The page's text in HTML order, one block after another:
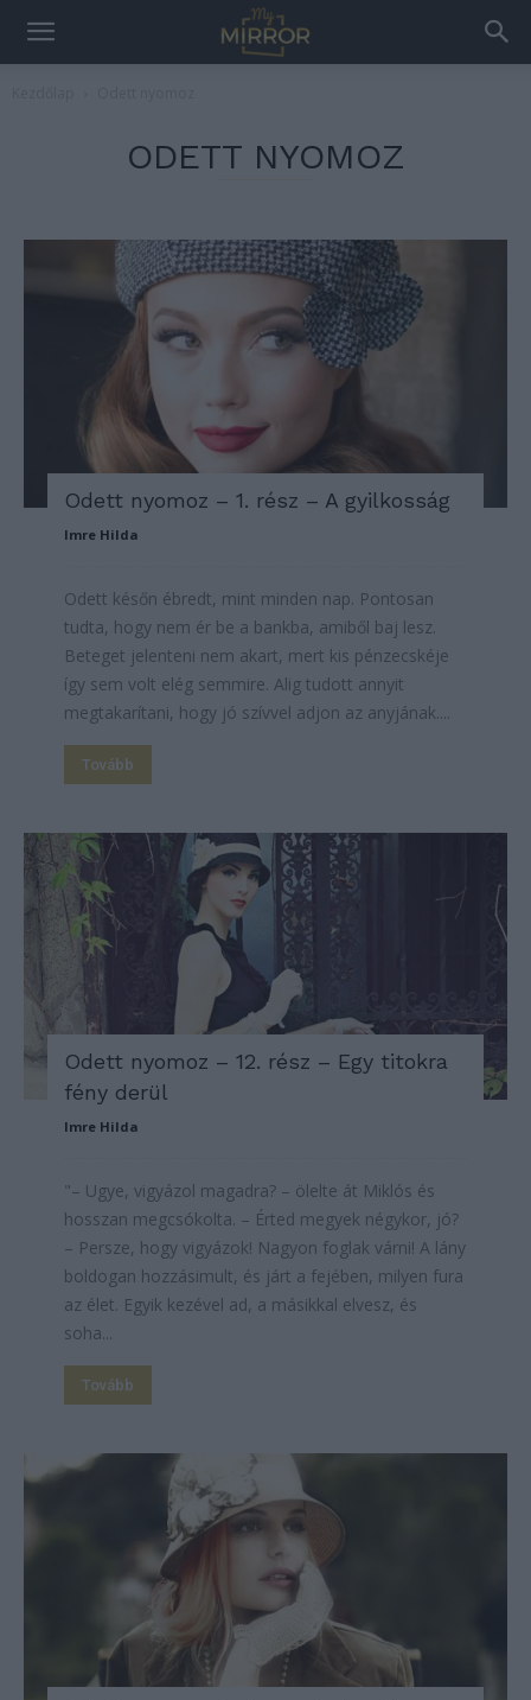
ODETT NYOMOZ
Odett nyomoz – 1. rész – A gyilkosság
Imre Hilda
Odett későn ébredt, mint minden nap. Pontosan
tudta, hogy nem ér be a bankba, amiből baj lesz.
Beteget jelenteni nem akart, mert kis pénzecskéje
így sem volt elég semmire. Alig tudott annyit
megtakarítani, hogy jó szívvel adjon az anyjának....
Tovább
Odett nyomoz – 12. rész – Egy titokra
fény derül
Imre Hilda
"– Ugye, vigyázol magadra? – ölelte át Miklós és
hosszan megcsókolta. – Érted megyek négykor, jó?
– Persze, hogy vigyázok! Nagyon foglak várni! A lány
boldogan hozzásimult, és járt a fejében, milyen fura
az élet. Egyik kezével ad, a másikkal elvesz, és
soha...
Tovább